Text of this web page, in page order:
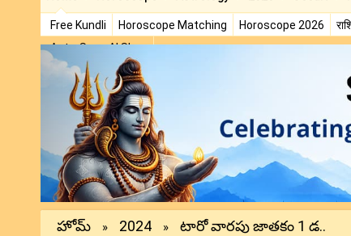
Free Kundli Horoscope Matching Horoscope 2026
AstroSage AI Shop
Previous
హోమ్ » 2024 » టారో వారపు జాతకం 1 డ..